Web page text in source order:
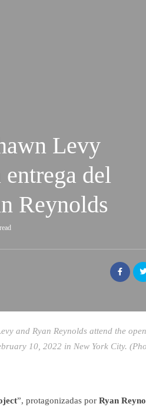
Levy
del
Reynolds
and Ryan Reynolds attend the
10, 2022 in New York City.
”, protagonizadas por Ryan